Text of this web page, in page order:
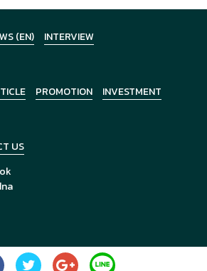
(EN) INTERVIEW
PROMOTION INVESTMENT
US
PropDNAAll Rights Reserved.